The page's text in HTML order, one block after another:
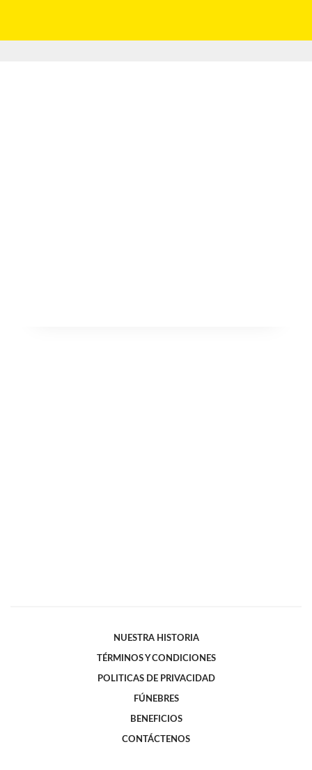
NUESTRA HISTORIA
TÉRMINOS Y CONDICIONES
POLITICAS DE PRIVACIDAD
FÚNEBRES
BENEFICIOS
CONTÁCTENOS